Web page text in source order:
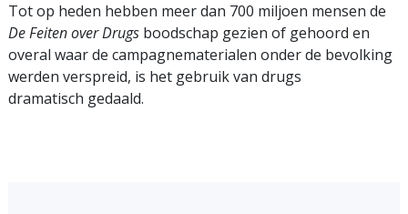
Tot op heden hebben meer dan 700 miljoen mensen de
De Feiten over Drugs boodschap gezien of gehoord en
overal waar de campagnematerialen onder de bevolking
werden verspreid, is het gebruik van drugs
dramatisch gedaald.